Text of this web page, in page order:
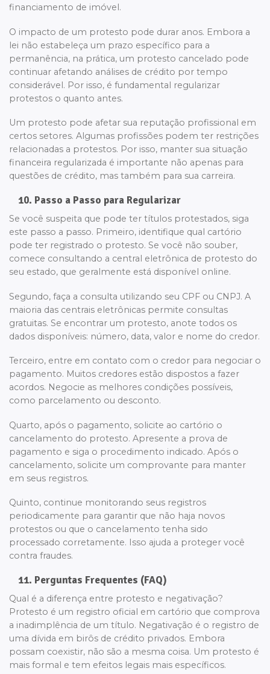
financiamento de imóvel.
O impacto de um protesto pode durar anos. Embora a
lei não estabeleça um prazo específico para a
permanência, na prática, um protesto cancelado pode
continuar afetando análises de crédito por tempo
considerável. Por isso, é fundamental regularizar
protestos o quanto antes.
Um protesto pode afetar sua reputação profissional em
certos setores. Algumas profissões podem ter restrições
relacionadas a protestos. Por isso, manter sua situação
financeira regularizada é importante não apenas para
questões de crédito, mas também para sua carreira.
10. Passo a Passo para Regularizar
Se você suspeita que pode ter títulos protestados, siga
este passo a passo. Primeiro, identifique qual cartório
pode ter registrado o protesto. Se você não souber,
comece consultando a central eletrônica de protesto do
seu estado, que geralmente está disponível online.
Segundo, faça a consulta utilizando seu CPF ou CNPJ. A
maioria das centrais eletrônicas permite consultas
gratuitas. Se encontrar um protesto, anote todos os
dados disponíveis: número, data, valor e nome do credor.
Terceiro, entre em contato com o credor para negociar o
pagamento. Muitos credores estão dispostos a fazer
acordos. Negocie as melhores condições possíveis,
como parcelamento ou desconto.
Quarto, após o pagamento, solicite ao cartório o
cancelamento do protesto. Apresente a prova de
pagamento e siga o procedimento indicado. Após o
cancelamento, solicite um comprovante para manter
em seus registros.
Quinto, continue monitorando seus registros
periodicamente para garantir que não haja novos
protestos ou que o cancelamento tenha sido
processado corretamente. Isso ajuda a proteger você
contra fraudes.
11. Perguntas Frequentes (FAQ)
Qual é a diferença entre protesto e negativação?
Protesto é um registro oficial em cartório que comprova
a inadimplência de um título. Negativação é o registro de
uma dívida em birôs de crédito privados. Embora
possam coexistir, não são a mesma coisa. Um protesto é
mais formal e tem efeitos legais mais específicos.